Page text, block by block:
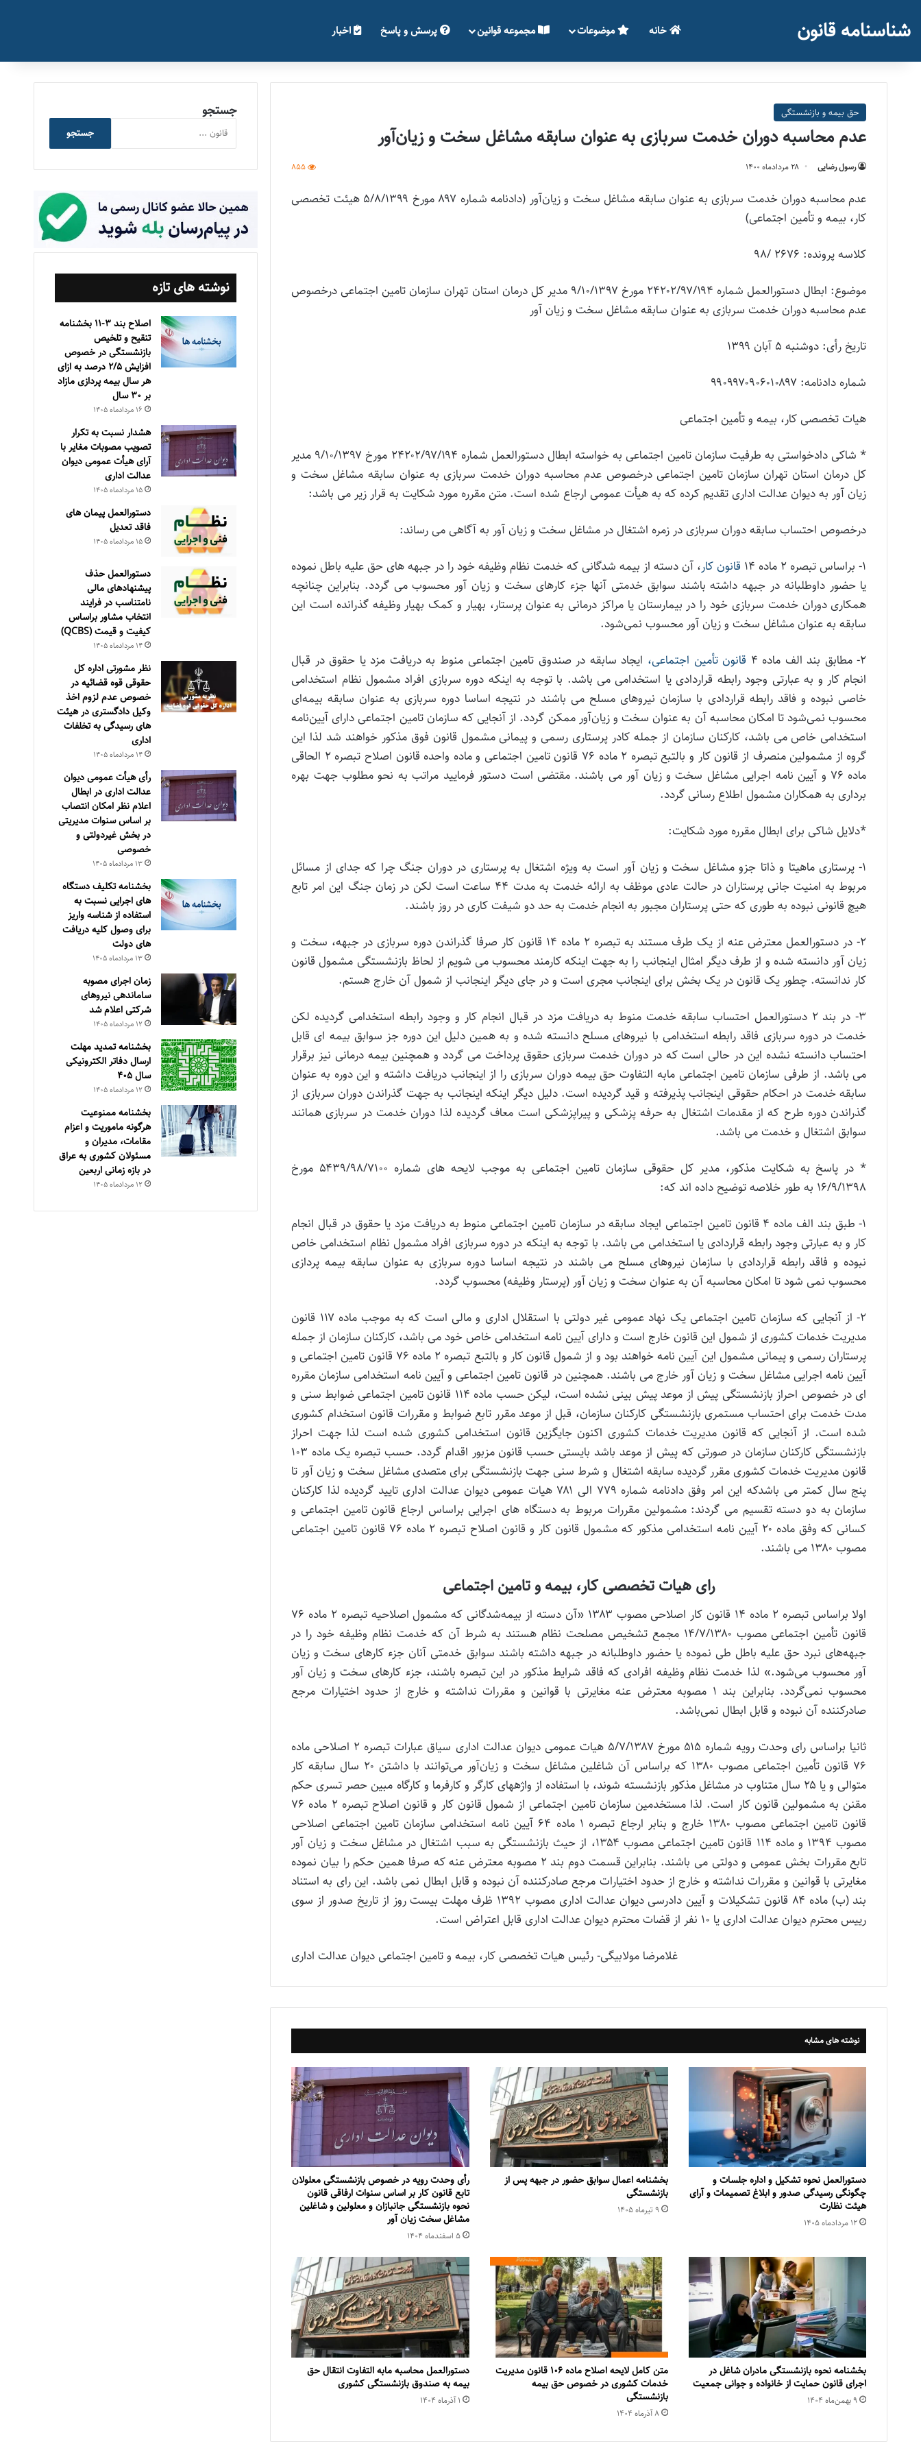
شناسنامه قانون خانه موضوعات مجموعه قوانین پرسش و پاسخ اخبار
حق بیمه و بازنشستگی
عدم محاسبه دوران خدمت سربازی به عنوان سابقه مشاغل سخت و زیان‌آور
رسول رضایی ۲۸ مرداد‌ماه ۱۴۰۰ 855
عدم محاسبه دوران خدمت سربازی به عنوان سابقه مشاغل سخت و زیان‌آور (دادنامه شماره ۸۹۷ مورخ ۵/۸/۱۳۹۹ هیئت تخصصی
کار، بیمه و تأمین اجتماعی)
کلاسه پرونده: ۲۶۷۶ /۹۸
موضوع: ابطال دستورالعمل شماره ۲۴۲۰۲/۹۷/۱۹۴ مورخ ۹/۱۰/۱۳۹۷ مدیر کل درمان استان تهران سازمان تامین اجتماعی درخصوص
عدم محاسبه دوران خدمت سربازی به عنوان سابقه مشاغل سخت و زیان آور
تاریخ رأی: دوشنبه ۵ آبان ۱۳۹۹
شماره دادنامه: ۹۹۰۹۹۷۰۹۰۶۰۱۰۸۹۷
هیات تخصصی کار، بیمه و تأمین اجتماعی
* شاکی دادخواستی به طرفیت سازمان تامین اجتماعی به خواسته ابطال دستورالعمل شماره ۲۴۲۰۲/۹۷/۱۹۴ مورخ ۹/۱۰/۱۳۹۷ مدیر
کل درمان استان تهران سازمان تامین اجتماعی درخصوص عدم محاسبه دوران خدمت سربازی به عنوان سابقه مشاغل سخت و
زیان آور به دیوان عدالت اداری تقدیم کرده که به هیأت عمومی ارجاع شده است. متن مقرره مورد شکایت به قرار زیر می باشد:
درخصوص احتساب سابقه دوران سربازی در زمره اشتغال در مشاغل سخت و زیان آور به آگاهی می رساند:
۱- براساس تبصره ۲ ماده ۱۴ قانون کار، آن دسته از بیمه شدگانی که خدمت نظام وظیفه خود را در جبهه های حق علیه باطل نموده
یا حضور داوطلبانه در جبهه داشته باشند سوابق خدمتی آنها جزء کارهای سخت و زیان آور محسوب می گردد. بنابراین چنانچه
همکاری دوران خدمت سربازی خود را در بیمارستان یا مراکز درمانی به عنوان پرستار، بهیار و کمک بهیار وظیفه گذرانده است این
سابقه به عنوان مشاغل سخت و زیان آور محسوب نمی‌شود.
۲- مطابق بند الف ماده ۴ قانون تأمین اجتماعی، ایجاد سابقه در صندوق تامین اجتماعی منوط به دریافت مزد یا حقوق در قبال
انجام کار و به عبارتی وجود رابطه قراردادی یا استخدامی می باشد. با توجه به اینکه دوره سربازی افراد مشمول نظام استخدامی
خاصی نبوده و فاقد رابطه قراردادی با سازمان نیروهای مسلح می باشند در نتیجه اساسا دوره سربازی به عنوان سابقه بیمه‌ای
محسوب نمی‌شود تا امکان محاسبه آن به عنوان سخت و زیان‌آور ممکن گردد. از آنجایی که سازمان تامین اجتماعی دارای آیین‌نامه
استخدامی خاص می باشد، کارکنان سازمان از جمله کادر پرستاری رسمی و پیمانی مشمول قانون فوق مذکور خواهند شد لذا این
گروه از مشمولین منصرف از قانون کار و بالتبع تبصره ۲ ماده ۷۶ قانون تامین اجتماعی و ماده واحده قانون اصلاح تبصره ۲ الحاقی
ماده ۷۶ و آیین نامه اجرایی مشاغل سخت و زیان آور می باشند. مقتضی است دستور فرمایید مراتب به نحو مطلوب جهت بهره
برداری به همکاران مشمول اطلاع رسانی گردد.
*دلایل شاکی برای ابطال مقرره مورد شکایت:
۱- پرستاری ماهیتا و ذاتا جزو مشاغل سخت و زیان آور است به ویژه اشتغال به پرستاری در دوران جنگ چرا که جدای از مسائل
مربوط به امنیت جانی پرستاران در حالت عادی موظف به ارائه خدمت به مدت ۴۴ ساعت است لکن در زمان جنگ این امر تابع
هیچ قانونی نبوده به طوری که حتی پرستاران مجبور به انجام خدمت به حد دو شیفت کاری در روز باشند.
۲- در دستورالعمل معترض عنه از یک طرف مستند به تبصره ۲ ماده ۱۴ قانون کار صرفا گذراندن دوره سربازی در جبهه، سخت و
زیان آور دانسته شده و از طرف دیگر امثال اینجانب را به جهت اینکه کارمند محسوب می شویم از لحاظ بازنشستگی مشمول قانون
کار ندانسته. چطور یک قانون در یک بخش برای اینجانب مجری است و در جای دیگر اینجانب از شمول آن خارج هستم.
۳- در بند ۲ دستورالعمل احتساب سابقه خدمت منوط به دریافت مزد در قبال انجام کار و وجود رابطه استخدامی گردیده لکن
خدمت در دوره سربازی فاقد رابطه استخدامی با نیروهای مسلح دانسته شده و به همین دلیل این دوره جز سوابق بیمه ای قابل
احتساب دانسته نشده این در حالی است که در دوران خدمت سربازی حقوق پرداخت می گردد و همچنین بیمه درمانی نیز برقرار
می باشد. از طرفی سازمان تامین اجتماعی مابه التفاوت حق بیمه دوران سربازی را از اینجانب دریافت داشته و این دوره به عنوان
سابقه خدمت در احکام حقوقی اینجانب پذیرفته و قید گردیده است. دلیل دیگر اینکه اینجانب به جهت گذراندن دوران سربازی از
گذراندن دوره طرح که از مقدمات اشتغال به حرفه پزشکی و پیراپزشکی است معاف گردیده لذا دوران خدمت در سربازی همانند
سوابق اشتغال و خدمت می باشد.
* در پاسخ به شکایت مذکور، مدیر کل حقوقی سازمان تامین اجتماعی به موجب لایحه های شماره ۵۴۳۹/۹۸/۷۱۰۰ مورخ
۱۶/۹/۱۳۹۸ به طور خلاصه توضیح داده اند که:
۱- طبق بند الف ماده ۴ قانون تامین اجتماعی ایجاد سابقه در سازمان تامین اجتماعی منوط به دریافت مزد یا حقوق در قبال انجام
کار و به عبارتی وجود رابطه قراردادی یا استخدامی می باشد. با توجه به اینکه در دوره سربازی افراد مشمول نظام استخدامی خاص
نبوده و فاقد رابطه قراردادی با سازمان نیروهای مسلح می باشند در نتیجه اساسا دوره سربازی به عنوان سابقه بیمه پردازی
محسوب نمی شود تا امکان محاسبه آن به عنوان سخت و زیان آور (پرستار وظیفه) محسوب گردد.
۲- از آنجایی که سازمان تامین اجتماعی یک نهاد عمومی غیر دولتی با استقلال اداری و مالی است که به موجب ماده ۱۱۷ قانون
مدیریت خدمات کشوری از شمول این قانون خارج است و دارای آیین نامه استخدامی خاص خود می باشد، کارکنان سازمان از جمله
پرستاران رسمی و پیمانی مشمول این آیین نامه خواهند بود و از شمول قانون کار و بالتبع تبصره ۲ ماده ۷۶ قانون تامین اجتماعی و
آیین نامه اجرایی مشاغل سخت و زیان آور خارج می باشند. همچنین در قانون تامین اجتماعی و آیین نامه استخدامی سازمان مقرره
ای در خصوص احراز بازنشستگی پیش از موعد پیش بینی نشده است، لیکن حسب ماده ۱۱۴ قانون تامین اجتماعی ضوابط سنی و
مدت خدمت برای احتساب مستمری بازنشستگی کارکنان سازمان، قبل از موعد مقرر تابع ضوابط و مقررات قانون استخدام کشوری
شده است. از آنجایی که قانون مدیریت خدمات کشوری اکنون جایگزین قانون استخدامی کشوری شده است لذا جهت احراز
بازنشستگی کارکنان سازمان در صورتی که پیش از موعد باشد بایستی حسب قانون مزبور اقدام گردد. حسب تبصره یک ماده ۱۰۳
قانون مدیریت خدمات کشوری مقرر گردیده سابقه اشتغال و شرط سنی جهت بازنشستگی برای متصدی مشاغل سخت و زیان آور تا
پنج سال کمتر می باشدکه این امر وفق دادنامه شماره ۷۷۹ الی ۷۸۱ هیات عمومی دیوان عدالت اداری تایید گردیده لذا کارکنان
سازمان به دو دسته تقسیم می گردند: مشمولین مقررات مربوط به دستگاه های اجرایی براساس ارجاع قانون تامین اجتماعی و
کسانی که وفق ماده ۲۰ آیین نامه استخدامی مذکور که مشمول قانون کار و قانون اصلاح تبصره ۲ ماده ۷۶ قانون تامین اجتماعی
مصوب ۱۳۸۰ می باشند.
رای هیات تخصصی کار، بیمه و تامین اجتماعی
اولا براساس تبصره ۲ ماده ۱۴ قانون کار اصلاحی مصوب ۱۳۸۳ «آن دسته از بیمه‌شدگانی که مشمول اصلاحیه تبصره ۲ ماده ۷۶
‌قانون تأمین اجتماعی مصوب ۱۴/۷/۱۳۸۰ مجمع تشخیص مصلحت نظام هستند به‌ شرط آن که خدمت نظام وظیفه خود را در
جبهه‌های نبرد حق علیه باطل طی نموده یا‌ حضور داوطلبانه در جبهه داشته باشند سوابق خدمتی آنان جزء کارهای سخت و زیان‌
آور ‌محسوب می‌شود.» لذا خدمت نظام وظیفه افرادی که فاقد شرایط مذکور در این تبصره باشند، جزء کارهای سخت و زیان‌ آور
‌محسوب نمی‌گردد. بنابراین بند ۱ مصوبه معترض عنه مغایرتی با قوانین و مقررات نداشته و خارج از حدود اختیارات مرجع
صادرکننده آن نبوده و قابل ابطال نمی‌باشد.
ثانیا براساس رای وحدت رویه شماره ۵۱۵ مورخ ۵/۷/۱۳۸۷ هیات عمومی دیوان عدالت اداری سیاق عبارات تبصره ۲ اصلاحی ماده
۷۶ قانون تأمین اجتماعی مصوب ۱۳۸۰ که براساس آن شاغلین مشاغل سخت و زیان‌آور می‌توانند با داشتن ۲۰ سال سابقه کار
متوالی و یا ۲۵ سال متناوب در مشاغل مذکور بازنشسته شوند، با استفاده از واژه‎های کارگر و کارفرما و کارگاه مبین حصر تسری حکم
مقنن به مشمولین قانون کار است. لذا مستخدمین سازمان تامین اجتماعی از شمول قانون کار و قانون اصلاح تبصره ۲ ماده ۷۶
قانون تامین اجتماعی مصوب ۱۳۸۰ خارج و بنابر ارجاع تبصره ۱ ماده ۶۴ آیین نامه استخدامی سازمان تامین اجتماعی اصلاحی
مصوب ۱۳۹۴ و ماده ۱۱۴ قانون تامین اجتماعی مصوب ۱۳۵۴، از حیث بازنشستگی به سبب اشتغال در مشاغل سخت و زیان آور
تابع مقررات بخش عمومی و دولتی می باشند. بنابراین قسمت دوم بند ۲ مصوبه معترض عنه که صرفا همین حکم را بیان نموده
مغایرتی با قوانین و مقررات نداشته و خارج از حدود اختیارات مرجع صادرکننده آن نبوده و قابل ابطال نمی باشد. این رای به استناد
بند (ب) ماده ۸۴ قانون تشکیلات و آیین دادرسی دیوان عدالت اداری مصوب ۱۳۹۲ ظرف مهلت بیست روز از تاریخ صدور از سوی
رییس محترم دیوان عدالت اداری یا ۱۰ نفر از قضات محترم دیوان عدالت اداری قابل اعتراض است.
غلامرضا مولابیگی- رئیس هیات تخصصی کار، بیمه و تامین اجتماعی دیوان عدالت اداری
نوشته های مشابه
دستورالعمل نحوه تشکیل و اداره جلسات و
چگونگی رسیدگی صدور و ‏ابلاغ تصمیمات و‎ ‎آرای
هیئت نظارت
۱۲ مرداد‌ماه ۱۴۰۵
بخشنامه اعمال سوابق حضور در جبهه پس از
بازنشستگی
۹ تیر‌ماه ۱۴۰۵
رأی وحدت رویه در خصوص بازنشستگی معلولان
تابع قانون کار بر اساس سنوات ارفاقی قانون
نحوه بازنشستگی جانبازان و معلولین و شاغلین
مشاغل سخت زیان آور
۵ اسفند‌ماه ۱۴۰۴
بخشنامه نحوه بازنشستگی مادران شاغل در
اجرای قانون حمایت از خانواده و جوانی جمعیت
۹ بهمن‌ماه ۱۴۰۴
متن کامل لایحه اصلاح ماده ۱۰۶ قانون مدیریت
خدمات کشوری در خصوص حق بیمه
بازنشستگی
۸ آذر‌ماه ۱۴۰۴
دستورالعمل محاسبه مابه التفاوت انتقال حق
بیمه به صندوق بازنشستگی کشوری
۱ آذر‌ماه ۱۴۰۴
جستجو
جستجو
نوشته های تازه
اصلاح بند ۳‏-۱۱ بخشنامه
تنقیح و تلخیص
بازنشستگی در خصوص
افزایش ۵‏‏‏‏‏‏‏‏‏/۲ درصد به ازای
هر سال بیمه پردازی مازاد
بر ۳۰‏ سال
۱۶ مرداد‌ماه ۱۴۰۵
هشدار نسبت به تکرار
تصویب مصوبات مغایر با
آرای هیأت عمومی دیوان
عدالت اداری
۱۵ مرداد‌ماه ۱۴۰۵
دستورالعمل پیمان های
فاقد تعدیل
۱۵ مرداد‌ماه ۱۴۰۵
دستورالعمل حذف
پيشنهادهای مالی
نامتناسب در فرايند
انتخاب مشاور براساس
كيفيت و قيمت (QCBS)
۱۴ مرداد‌ماه ۱۴۰۵
نظر مشورتی اداره کل
حقوقی قوه قضائیه در
خصوص عدم لزوم اخذ
وکیل دادگستری در هیئت
های رسیدگی به تخلفات
اداری
۱۴ مرداد‌ماه ۱۴۰۵
رأی هیأت عمومی دیوان
عدالت اداری در ابطال
اعلام نظر امکان انتصاب
بر اساس سنوات مدیریتی
در بخش غیردولتی و
خصوصی
۱۳ مرداد‌ماه ۱۴۰۵
بخشنامه تکلیف دستگاه
های اجرایی نسبت به
استفاده از شناسه واریز
برای وصول کلیه دریافت
های دولت
۱۳ مرداد‌ماه ۱۴۰۵
زمان اجرای مصوبه
ساماندهی نیروهای
شرکتی اعلام شد
۱۲ مرداد‌ماه ۱۴۰۵
بخشنامه تمدید مهلت
ارسال دفاتر الکترونیکی
سال ۴۰۵
۱۲ مرداد‌ماه ۱۴۰۵
بخشنامه ممنوعیت
هرگونه ماموریت و اعزام
مقامات، مدیران و
مسئولان کشوری به عراق
در بازه زمانی اربعین
۱۲ مرداد‌ماه ۱۴۰۵